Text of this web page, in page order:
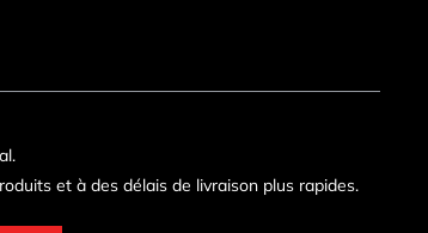
et à des délais de livraison plus rapides.